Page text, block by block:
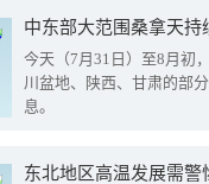
中东部大范围桑拿天
今天（7月31日）至8月初
川盆地、陕西、甘肃的部
息。
东北地区高温发展需